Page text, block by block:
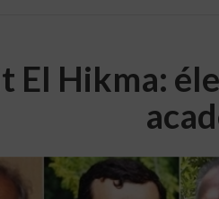
El Hikma: